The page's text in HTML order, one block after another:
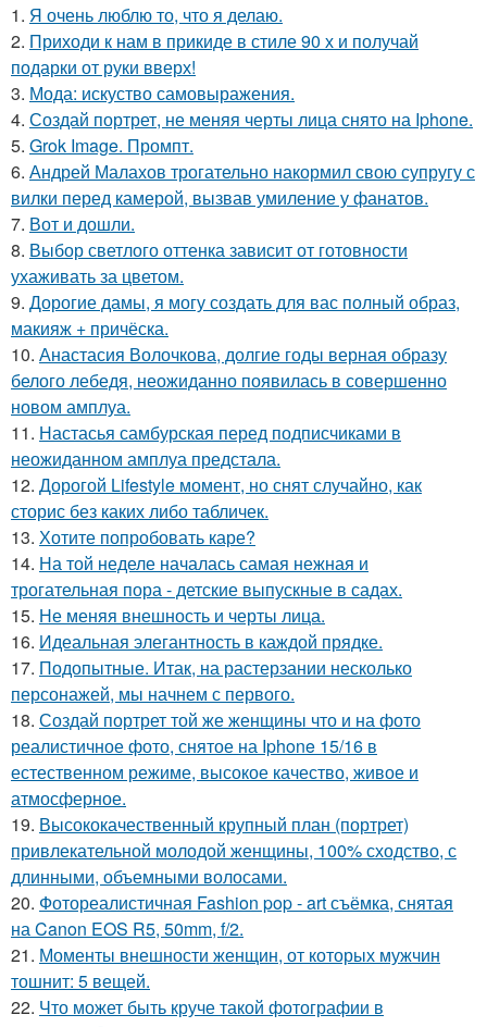
1. Я очень люблю то, что я делаю.
2. Приходи к нам в прикиде в стиле 90 х и получай
подарки от руки вверх!
3. Мода: искуство самовыражения.
4. Создай портрет, не меняя черты лица снято на Iphone.
5. Grok Image. Промпт.
6. Андрей Малахов трогательно накормил свою супругу с
вилки перед камерой, вызвав умиление у фанатов.
7. Вот и дошли.
8. Выбор светлого оттенка зависит от готовности
ухаживать за цветом.
9. Дорогие дамы, я могу создать для вас полный образ,
макияж + причёска.
10. Анастасия Волочкова, долгие годы верная образу
белого лебедя, неожиданно появилась в совершенно
новом амплуа.
11. Настасья самбурская перед подписчиками в
неожиданном амплуа предстала.
12. Дорогой Lifestyle момент, но снят случайно, как
сторис без каких либо табличек.
13. Хотите попробовать каре?
14. На той неделе началась самая нежная и
трогательная пора - детские выпускные в садах.
15. Не меняя внешность и черты лица.
16. Идеальная элегантность в каждой прядке.
17. Подопытные. Итак, на растерзании несколько
персонажей, мы начнем с первого.
18. Создай портрет той же женщины что и на фото
реалистичное фото, снятое на Iphone 15/16 в
естественном режиме, высокое качество, живое и
атмосферное.
19. Высококачественный крупный план (портрет)
привлекательной молодой женщины, 100% сходство, с
длинными, объемными волосами.
20. Фотореалистичная Fashion pop - art съёмка, снятая
на Canon EOS R5, 50mm, f/2.
21. Моменты внешности женщин, от которых мужчин
тошнит: 5 вещей.
22. Что может быть круче такой фотографии в